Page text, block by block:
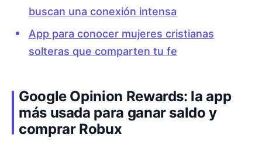
buscan una conexión intensa
App para conocer mujeres cristianas
solteras que comparten tu fe
Google Opinion Rewards: la app
más usada para ganar saldo y
comprar Robux